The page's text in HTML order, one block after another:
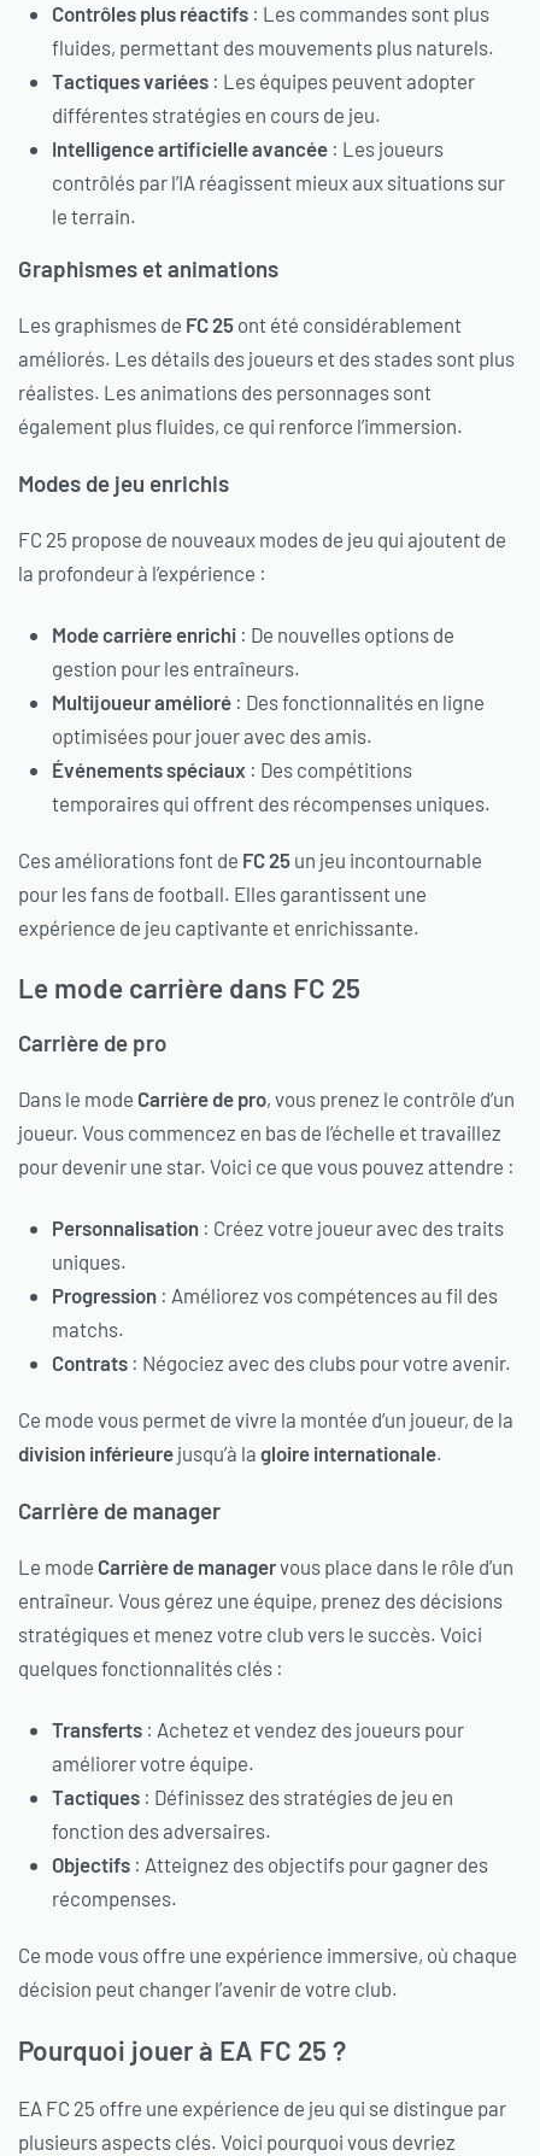
Contrôles plus réactifs : Les commandes sont plus
fluides, permettant des mouvements plus naturels.
Tactiques variées : Les équipes peuvent adopter
différentes stratégies en cours de jeu.
Intelligence artificielle avancée : Les joueurs
contrôlés par l’IA réagissent mieux aux situations sur
le terrain.
Graphismes et animations
Les graphismes de FC 25 ont été considérablement
améliorés. Les détails des joueurs et des stades sont plus
réalistes. Les animations des personnages sont
également plus fluides, ce qui renforce l’immersion.
Modes de jeu enrichis
FC 25 propose de nouveaux modes de jeu qui ajoutent de
la profondeur à l’expérience :
Mode carrière enrichi : De nouvelles options de
gestion pour les entraîneurs.
Multijoueur amélioré : Des fonctionnalités en ligne
optimisées pour jouer avec des amis.
Événements spéciaux : Des compétitions
temporaires qui offrent des récompenses uniques.
Ces améliorations font de FC 25 un jeu incontournable
pour les fans de football. Elles garantissent une
expérience de jeu captivante et enrichissante.
Le mode carrière dans FC 25
Carrière de pro
Dans le mode Carrière de pro, vous prenez le contrôle d’un
joueur. Vous commencez en bas de l’échelle et travaillez
pour devenir une star. Voici ce que vous pouvez attendre :
Personnalisation : Créez votre joueur avec des traits
uniques.
Progression : Améliorez vos compétences au fil des
matchs.
Contrats : Négociez avec des clubs pour votre avenir.
Ce mode vous permet de vivre la montée d’un joueur, de la
division inférieure jusqu’à la gloire internationale.
Carrière de manager
Le mode Carrière de managervous place dans le rôle d’un
entraîneur. Vous gérez une équipe, prenez des décisions
stratégiques et menez votre club vers le succès. Voici
quelques fonctionnalités clés :
Transferts : Achetez et vendez des joueurs pour
améliorer votre équipe.
Tactiques : Définissez des stratégies de jeu en
fonction des adversaires.
Objectifs : Atteignez des objectifs pour gagner des
récompenses.
Ce mode vous offre une expérience immersive, où chaque
décision peut changer l’avenir de votre club.
Pourquoi jouer à EA FC 25 ?
EA FC 25 offre une expérience de jeu qui se distingue par
plusieurs aspects clés. Voici pourquoi vous devriez